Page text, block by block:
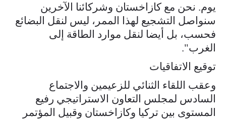
يوم. نحن مع كازاخستان وشركائنا الآخرين
سنواصل التشجيع لهذا الممر، ليس لنقل البضائع
فحسب، بل أيضا لنقل موارد الطاقة إلى
الغرب".
توقيع الاتفاقيات
وعقب اللقاء الثنائي للزعيمين والاجتماع
السادس لمجلس التعاون الاستراتيجي رفيع
المستوى بين تركيا وكازاخستان وقبيل المؤتمر